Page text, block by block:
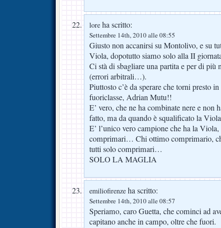
lore ha scritto:
Settembre 14th, 2010 alle 08:55
Giusto non accanirsi su Montolivo, e su
Viola, dopotutto siamo solo alla II
Ci stà di sbagliare una partita e per di più
(errori arbitrali…).
Piuttosto c’è da sperare che torni presto
fuoriclasse, Adrian Mutu!!
E’ vero, che ne ha combinate nere e non
fatto, ma da quando è squalificato la
E’ l’unico vero campione che ha la
comprimari… Chi ottimo comprimario,
tutti solo comprimari…
SOLO LA MAGLIA
emiliofirenze ha scritto:
Settembre 14th, 2010 alle 08:57
Speriamo, caro Guetta, che cominci ad
capitano anche in campo, oltre che fuori.